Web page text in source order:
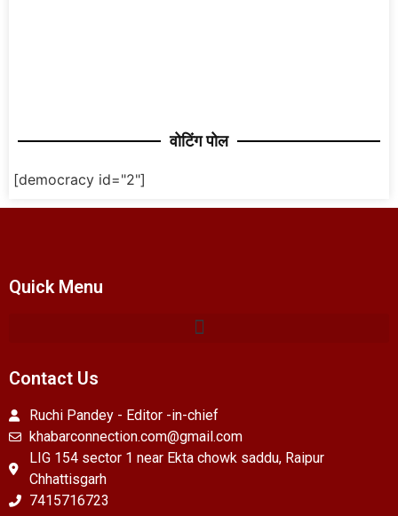
वोटिंग पोल
[democracy id="2"]
Quick Menu
Contact Us
Ruchi Pandey - Editor -in-chief
khabarconnection.com@gmail.com
LIG 154 sector 1 near Ekta chowk saddu, Raipur
Chhattisgarh
7415716723